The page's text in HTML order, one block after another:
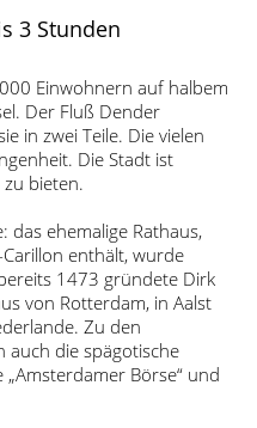
3 Stunden
Einwohnern auf halbem
Der Fluß Dender
in zwei Teile. Die vielen
Die Stadt ist
bieten.
das ehemalige Rathaus,
enthält, wurde
1473 gründete Dirk
von Rotterdam, in Aalst
Zu den
auch die spägotische
„Amsterdamer Börse“ und